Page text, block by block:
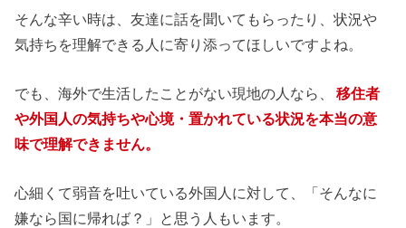
そんな辛い時は、友達に話を聞いてもらったり、状況や
気持ちを理解できる人に寄り添ってほしいですよね。
でも、海外で生活したことがない現地の人なら、
移住者
や外国人の気持ちや心境・置かれている状況を本当の意
味で理解できません。
心細くて弱音を吐いている外国人に対して、「そんなに
嫌なら国に帰れば？」と思う人もいます。